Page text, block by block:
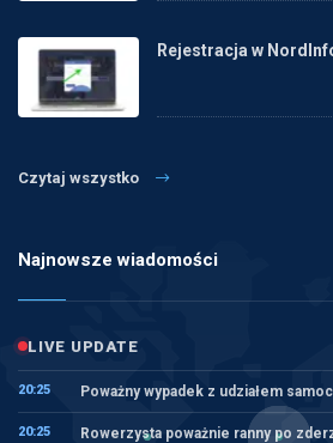
Rejestracja w
Czytaj wszystko
Najnowsze wiadomości
LIVE UPDATE
20:25 Poważny wypadek z udziałem
20:25 Rowerzysta poważnie ranny po